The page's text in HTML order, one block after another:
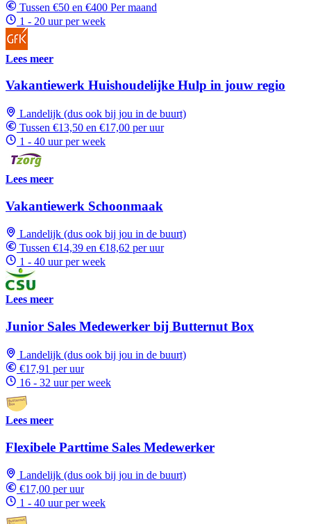
Tussen €50 en €400 Per maand
1 - 20 uur per week
Lees meer
Vakantiewerk Huishoudelijke Hulp in jouw regio
Landelijk (dus ook bij jou in de buurt)
Tussen €13,50 en €17,00 per uur
1 - 40 uur per week
Lees meer
Vakantiewerk Schoonmaak
Landelijk (dus ook bij jou in de buurt)
Tussen €14,39 en €18,62 per uur
1 - 40 uur per week
Lees meer
Junior Sales Medewerker bij Butternut Box
Landelijk (dus ook bij jou in de buurt)
€17,91 per uur
16 - 32 uur per week
Lees meer
Flexibele Parttime Sales Medewerker
Landelijk (dus ook bij jou in de buurt)
€17,00 per uur
1 - 40 uur per week